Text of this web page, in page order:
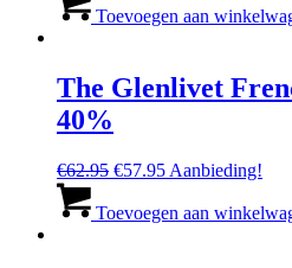
was:
is:
Toevoegen aan
The Glenlivet
40%
€62.95 Oorspronkelijke
was:
€57.95Huidige
is:
Aanbieding!
Toevoegen aan